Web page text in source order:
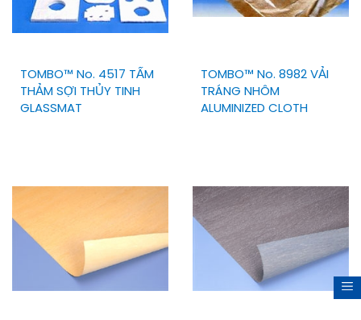
TOMBO™ No. 4517 TẤM
THẢM SỢI THỦY TINH
GLASSMAT
TOMBO™ No. 8982 VẢI
TRÁNG NHÔM
ALUMINIZED CLOTH